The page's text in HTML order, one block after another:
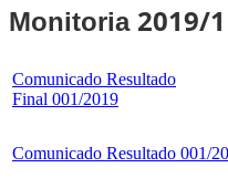
Monitoria 2019/1
Comunicado Resultado
Final 001/2019
Comunicado Resultado 001/